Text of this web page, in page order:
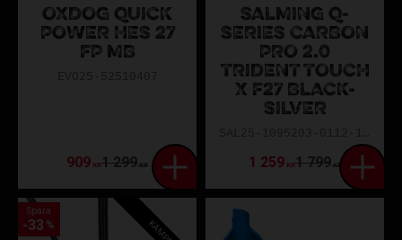
OXDOG QUICK
POWER HES 27
FP MB
909 KR1 299KR
SALMING Q-
SERIES CARBON
PRO 2.0
TRIDENT TOUCH
X F27 BLACK-
SILVER
1 259KR1 799KR
Spara
33 %